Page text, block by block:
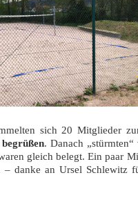
sich 20 Mitglieder
begrüßen. Danach
gleich belegt. Ein paar
danke an Ursel Schlewitz